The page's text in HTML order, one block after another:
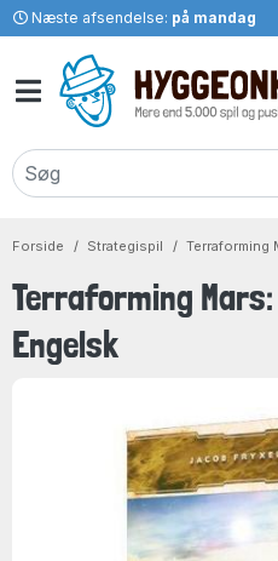
Næste afsendelse: på mandag
Forside Strategispil Terraforming
Terraforming
Engelsk